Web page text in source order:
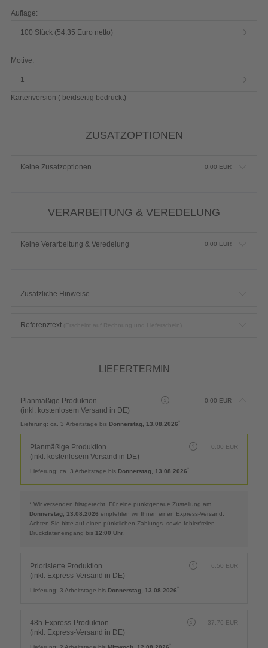
Auflage:
100 Stück (54,35 Euro netto)
Motive:
1
Kartenversion ( beidseitig bedruckt)
ZUSATZOPTIONEN
Keine Zusatzoptionen 0,00 EUR
VERARBEITUNG & VEREDELUNG
Keine Verarbeitung & Veredelung 0,00 EUR
Zusätzliche Hinweise
Referenztext
LIEFERTERMIN
Planmäßige Produktion
(inkl. kostenlosem Versand in DE)
0,00 EUR
Lieferung: ca. 3 Arbeitstage bis Donnerstag, 13.08.2026*
Planmäßige Produktion
(inkl. kostenlosem Versand in DE)
0,00 EUR
Lieferung: ca. 3 Arbeitstage bis Donnerstag, 13.08.2026*
* Wir versenden fristgerecht. Für eine punktgenaue Zustellung am
Donnerstag, 13.08.2026 empfehlen wir Ihnen einen Express-Versand.
Achten Sie bitte auf einen pünktlichen Zahlungs- sowie fehlerfreien
Druckdateneingang bis 12:00 Uhr
Priorisierte Produktion
(inkl. Express-Versand in DE)
6,50 EUR
Lieferung: 3 Arbeitstage bis Donnerstag, 13.08.2026*
48h-Express-Produktion
(inkl. Express-Versand in DE)
37,76 EUR
*